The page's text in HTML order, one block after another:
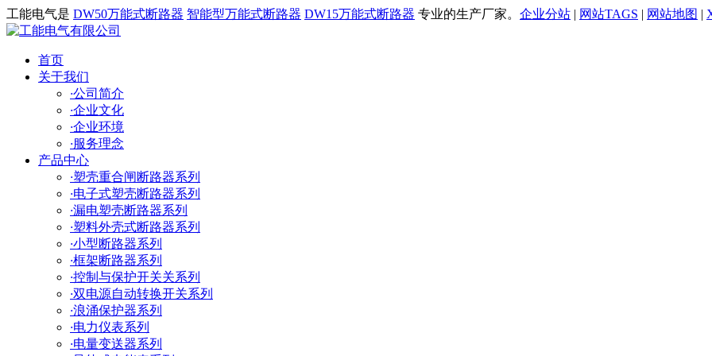
工能电气是 DW50万能式断路器 智能型万能式断路器 DW15万能式断路器 专业的生产厂家。 企业分站 | 网站TAGS | 网站地图 |
首页
关于我们
·公司简介
·企业文化
·企业环境
·服务理念
产品中心
·塑壳重合闸断路器系列
·电子式塑壳断路器系列
·漏电塑壳断路器系列
·塑料外壳式断路器系列
·小型断路器系列
·框架断路器系列
·控制与保护开关关系列
·双电源自动转换开关系列
·浪涌保护器系列
·电力仪表系列
·电量变送器系列